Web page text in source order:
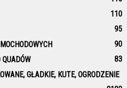
110
95
90
83
GŁADKIE, KUTE, OGRODZENIE